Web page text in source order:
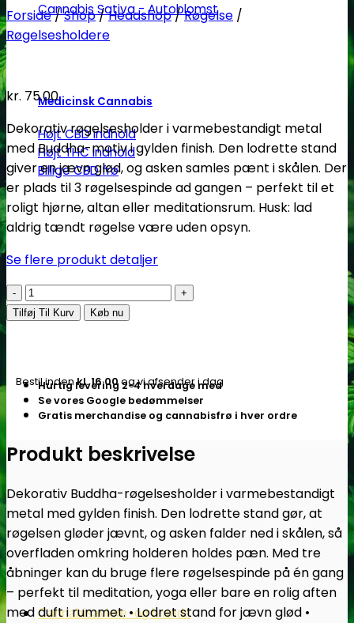
Cannabis Sativa - Autoblomst
Medicinsk Cannabis
Højt CBD indhold
Højt THC indhold
Billige CBD frø
Cannabisavlere -og brands
Forside/Shop/Headshop/Røgelse /
Røgelsesholdere
kr. 75.00
Dekorativ røgelsesholder i varmebestandigt metal
med Buddha-motiv i gylden finish. Den lodrette stand
giver en jævn glød, og asken samles pænt i skålen. Der
er plads til 3 røgelsespinde ad gangen – perfekt til et
roligt hjørne, altan eller meditationsrum. Husk: lad
aldrig tændt røgelse være uden opsyn.
Se flere produkt detaljer
Røgelsesholder
i
-
Subseed.dk
Tilføj Til Kurv Køb nu
Bestil indenkl. 16.00og vi afsender i dag
Hurtig levering 2-4 hverdage med
Se vores Google bedømmelser
Gratis merchandise og cannabisfrø i hver ordre
Produkt beskrivelse
Dekorativ Buddha-røgelsesholder i varmebestandigt
metal med gylden finish. Den lodrette stand gør, at
røgelsen gløder jævnt, og asken falder ned i skålen, så
overfladen omkring holderen holdes pæn. Med tre
åbninger kan du bruge flere røgelsespinde på én gang
– perfekt til meditation, yoga eller bare en rolig aften
med duft i rummet. • Lodret stand for jævn glød •